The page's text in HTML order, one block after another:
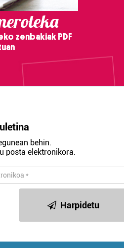
zenbakiak PDF
behin.
posta elektronikora.
Harpidetu